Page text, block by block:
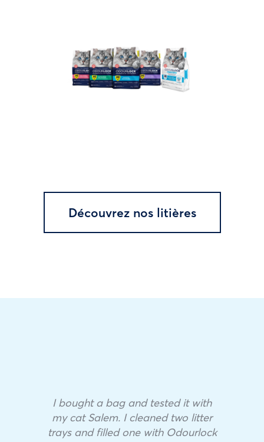
Découvrez nos litières
I bought a bag and tested it with
my cat Salem. I cleaned two litter
trays and filled one with Odourlock